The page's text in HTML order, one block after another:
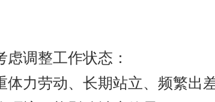
调整工作状态：
体力劳动、长期站立、频繁出